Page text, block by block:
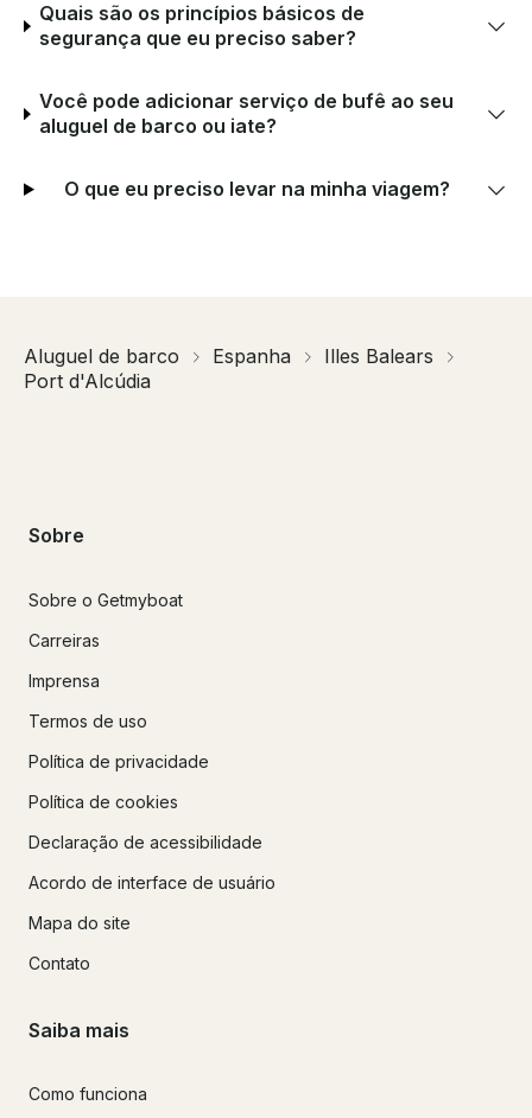
Quais são os princípios básicos de
segurança que eu preciso saber?
Você pode adicionar serviço de bufê ao seu
aluguel de barco ou iate?
O que eu preciso levar na minha viagem?
Aluguel de barco Espanha
Illes Balears
Port d'Alcúdia
Sobre
Sobre o Getmyboat
Carreiras
Imprensa
Termos de uso
Política de privacidade
Política de cookies
Declaração de acessibilidade
Acordo de interface de usuário
Mapa do site
Contato
Saiba mais
Como funciona